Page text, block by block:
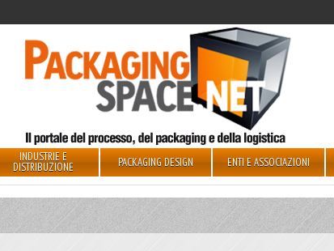
INDUSTRIE E
DISTRIBUZIONE PACKAGING DESIGN ENTI E ASSOCIAZIONI